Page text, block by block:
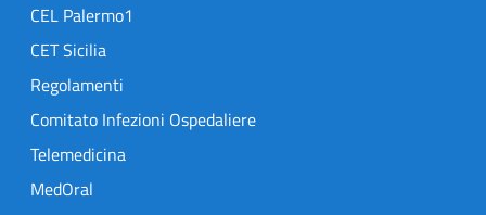
CEL Palermo1
CET Sicilia
Regolamenti
Comitato Infezioni Ospedaliere
Telemedicina
MedOral